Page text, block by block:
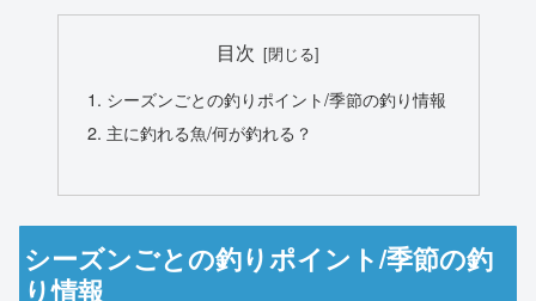
目次
シーズンごとの釣りポイント/季節の釣り情報
主に釣れる魚/何が釣れる？
シーズンごとの釣りポイント/季節の釣
り情報